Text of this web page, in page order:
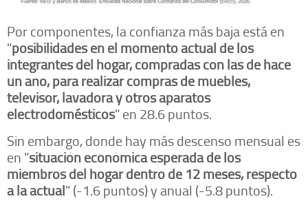
Por componentes, la confianza más baja está en
"posibilidades en el momento actual de los
integrantes del hogar, compradas con las de hace
un año, para realizar compras de muebles,
televisor, lavadora y otros aparatos
electrodomésticos" en 28.6 puntos.
Sin embargo, donde hay más descenso mensual es
en "situación económica esperada de los
miembros del hogar dentro de 12 meses, respecto
a la actual" (-1.6 puntos) y anual (-5.8 puntos).